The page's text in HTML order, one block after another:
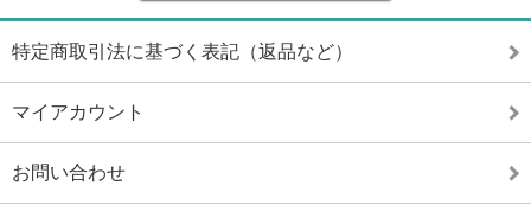
特定商取引法に基づく表記（返品など）
マイアカウント
お問い合わせ